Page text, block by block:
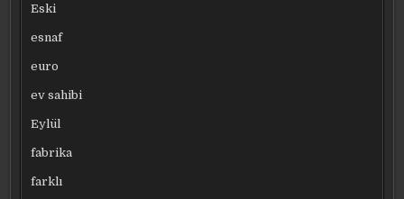
Eski
esnaf
euro
ev sahibi
Eylül
fabrika
farklı